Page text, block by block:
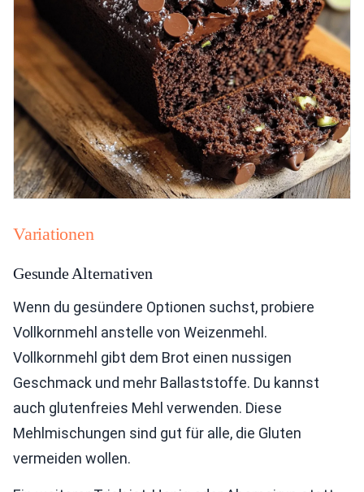
Variationen
Gesunde Alternativen
Wenn du gesündere Optionen suchst, probiere
Vollkornmehl anstelle von Weizenmehl.
Vollkornmehl gibt dem Brot einen nussigen
Geschmack und mehr Ballaststoffe. Du kannst
auch glutenfreies Mehl verwenden. Diese
Mehlmischungen sind gut für alle, die Gluten
vermeiden wollen.